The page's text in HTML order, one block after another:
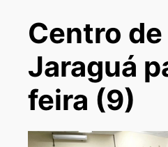
Centro
Jaraguá
feira (9)